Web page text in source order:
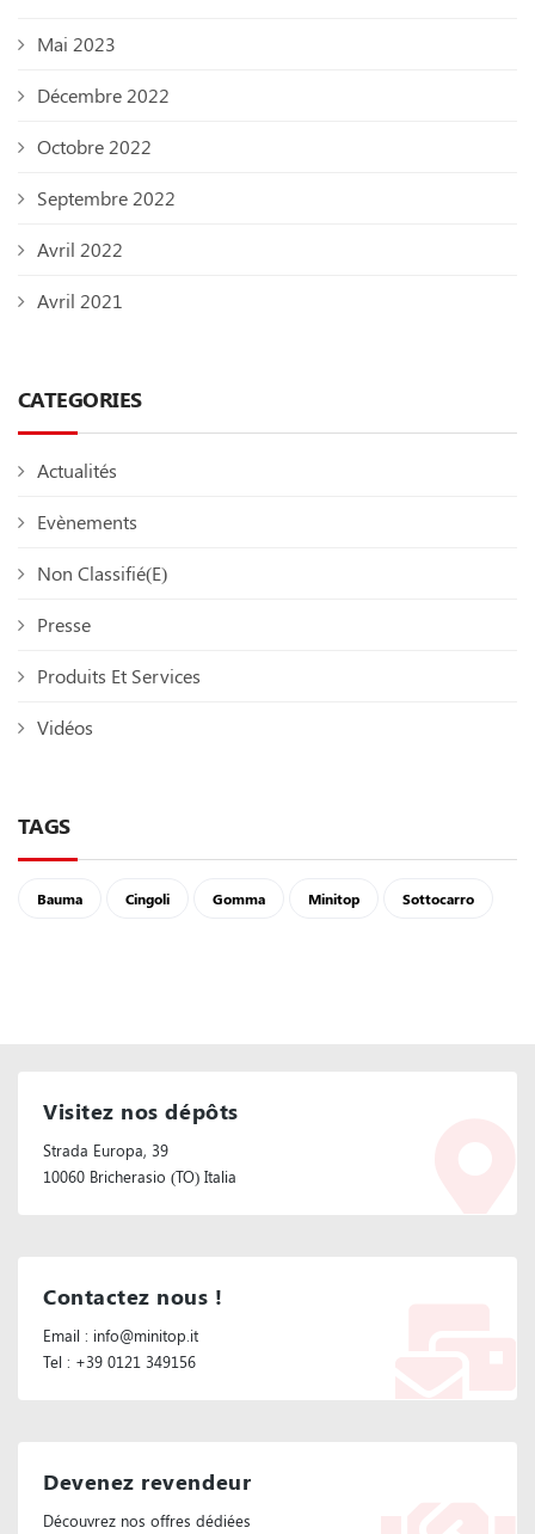
Mai 2023
Décembre 2022
Octobre 2022
Septembre 2022
Avril 2022
Avril 2021
CATEGORIES
Actualités
Evènements
Non Classifié(e)
Presse
Produits Et Services
Vidéos
TAGS
Bauma Cingoli Gomma Minitop Sottocarro
Visitez nos dépôts
Strada Europa, 39
10060 Bricherasio (TO) Italia
Contactez nous !
Email : info@minitop.it
Tel : +39 0121 349156
Devenez revendeur
Découvrez nos offres dédiées